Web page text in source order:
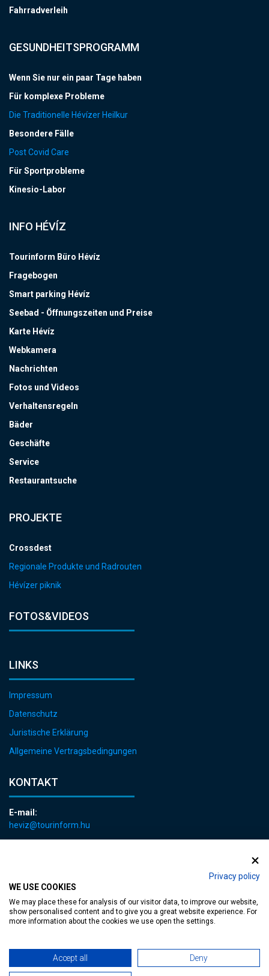
Privacy policy
WE USE COOKIES
We may place these for analysis of our visitor data, to improve our website,
show personalised content and to give you a great website experience. For
more information about the cookies we use open the settings.
Accept all Deny
Fahrradverleih
GESUNDHEITSPROGRAMM
Wenn Sie nur ein paar Tage haben
Für komplexe Probleme
Die Traditionelle Hévízer Heilkur
Besondere Fälle
Post Covid Care
Für Sportprobleme
Kinesio-Labor
INFO HÉVÍZ
Tourinform Büro Hévíz
Fragebogen
Smart parking Hévíz
Seebad - Öffnungszeiten und Preise
Karte Hévíz
Webkamera
Nachrichten
Fotos und Videos
Verhaltensregeln
Bäder
Geschäfte
Service
Restaurantsuche
PROJEKTE
Crossdest
Regionale Produkte und Radrouten
Hévízer piknik
FOTOS&VIDEOS
LINKS
Impressum
Datenschutz
Juristische Erklärung
Allgemeine Vertragsbedingungen
KONTAKT
E-mail:
heviz@tourinform.hu
Designed byMediaGum|